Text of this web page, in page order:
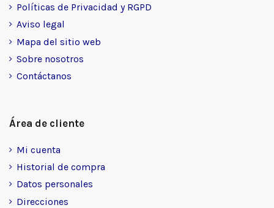
Políticas de Privacidad y RGPD
Aviso legal
Mapa del sitio web
Sobre nosotros
Contáctanos
Área de cliente
Mi cuenta
Historial de compra
Datos personales
Direcciones